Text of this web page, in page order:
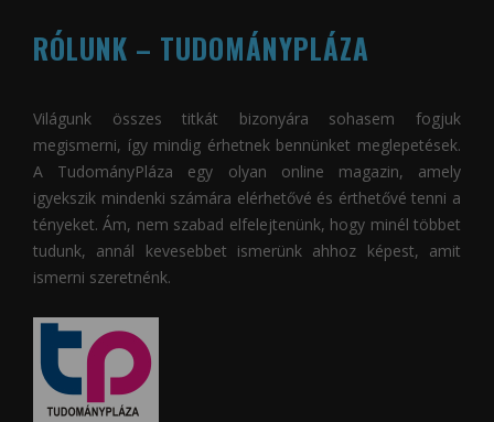
RÓLUNK – TUDOMÁNYPLÁZA
Világunk összes titkát bizonyára sohasem fogjuk
megismerni, így mindig érhetnek bennünket meglepetések.
A TudományPláza egy olyan online magazin, amely
igyekszik mindenki számára elérhetővé és érthetővé tenni a
tényeket. Ám, nem szabad elfelejtenünk, hogy minél többet
tudunk, annál kevesebbet ismerünk ahhoz képest, amit
ismerni szeretnénk.